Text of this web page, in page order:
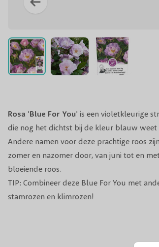
Rosa 'Blue For You' is een violetkleurige
die nog het dichtst bij de kleur blauw weet
Andere namen voor deze prachtige roos
zomer en nazomer door, van juni tot en
bloeiende roos.
TIP: Combineer deze Blue For You met
stamrozen en klimrozen!